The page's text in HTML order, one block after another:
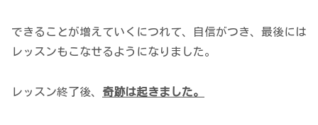
できることが増えていくにつれて、自信がつき、最後には
レッスンもこなせるようになりました。
レッスン終了後、 奇跡は起きました。